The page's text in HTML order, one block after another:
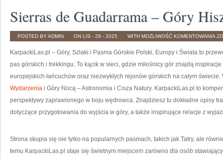
Sierras de Guadarrama – Góry
POSTED BY ADMIN ON LIS - 29 - 2025 WITH MOŻLIWOŚĆ KOMENTOWANIA
DE
–
KarpackiLas.pl – Góry, Szlaki i Pasma Górskie Polski, Europy i Świata to
pas górskich i trekkingu. To kącik w sieci, gdzie miłośnicy gór znajdą
europejskich łańcuchów oraz niezwykłych rejonów górskich na całym
Wydarzenia i Góry Nocą – Astronomia i Cisza Natury. KarpackiLas.pl to
perspektywy zaprawionego w boju wędrowca. Znajdziesz tu dokładne opisy
dotyczące przygotowania do wyjścia w góry, a także inspirujące relacje z
Strona skupia się nie tylko na popularnych pasmach, takich jak Tatry, ale
temu KarpackiLas.pl staje się świetnym miejscem zarówno dla osób